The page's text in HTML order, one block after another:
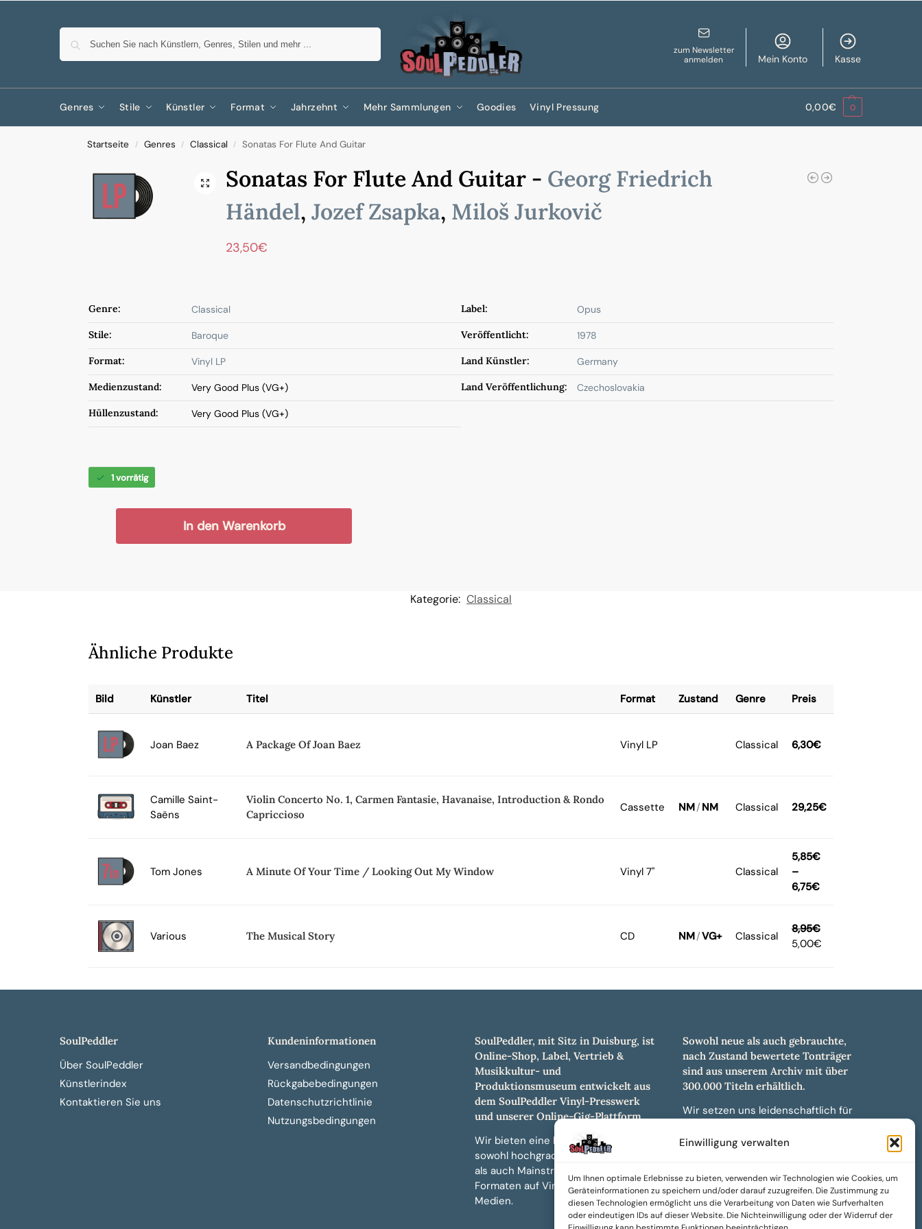
Einwilligung verwalten
Um Ihnen optimale Erlebnisse zu bieten, verwenden wir Technologien wie Cookies, um
Geräteinformationen zu speichern und/oder darauf zuzugreifen. Die Zustimmung zu
diesen Technologien ermöglicht uns die Verarbeitung von Daten wie Surfverhalten
oder eindeutigen IDs auf dieser Website. Die Nichteinwilligung oder der Widerruf der
zum Newsletter
anmelden
Mein Konto Kasse
Genres Stile Künstler Format Jahrzehnt Mehr Sammlungen Goodies Vinyl Pressung 0,00€ 0
Startseite / Genres / Classical / Sonatas For Flute And Guitar
Sonatas For Flute And Guitar - Georg Friedrich
Händel, Jozef Zsapka, Miloš Jurkovič
23,50€
Genre: Classical
Stile: Baroque
Format: Vinyl LP
Medienzustand: Very Good Plus (VG+)
Hüllenzustand: Very Good Plus (VG+)
Label: Opus
Veröffentlicht: 1978
Land Künstler: Germany
Land Veröffentlichung: Czechoslovakia
1 vorrätig
In den Warenkorb
Kategorie: Classical
Ähnliche Produkte
Bild Künstler Titel Format Zustand Genre Preis
Joan Baez A Package Of Joan Baez Vinyl LP Classical 6,30€
Camille Saint-
Saëns
Violin Concerto No. 1, Carmen Fantasie, Havanaise, Introduction & Rondo
Capriccioso
Cassette NM/ NM Classical 29,25€
Tom Jones A Minute Of Your Time / Looking Out My Window Vinyl 7" Classical
5,85€
–
6,75€
Various The Musical Story CD NM/VG+ Classical
8,95€
5,00€
SoulPeddler
Über SoulPeddler
Künstlerindex
Kontaktieren Sie uns
Kundeninformationen
Versandbedingungen
Rückgabebedingungen
Datenschutzrichtlinie
Nutzungsbedingungen
SoulPeddler, mit Sitz in Duisburg, ist
Online-Shop, Label, Vertrieb &
Musikkultur- und
Produktionsmuseum entwickelt aus
dem SoulPeddler Vinyl-Presswerk
und unserer Online-Gig-Plattform.
Wir bieten eine breite Auswahl an
sowohl hochgradig sammelwürdigen
als auch Mainstream-Titeln und -
Formaten auf Vinyl, CD und weiteren
Medien.
Sowohl neue als auch gebrauchte,
nach Zustand bewertete Tonträger
sind aus unserem Archiv mit über
300.000 Titeln erhältlich.
Wir setzen uns leidenschaftlich für
und bieten hochwertige,
Musikindustrie.
SoulPeddler Mailorder, Records &
Vinyl Production – DUBOX –